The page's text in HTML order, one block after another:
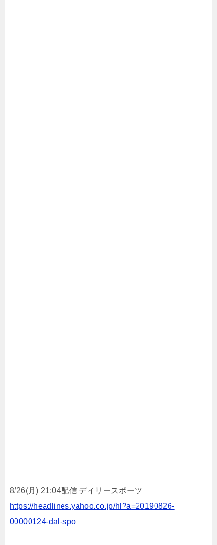
8/26(月) 21:04配信 デイリースポーツ
https://headlines.yahoo.co.jp/hl?a=20190826-
00000124-dal-spo